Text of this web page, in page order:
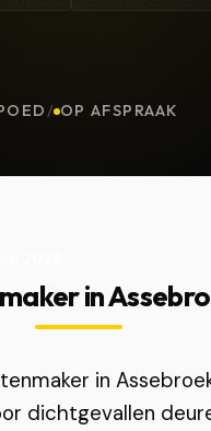
/ OP AFSPRAAK
in
in
dichtgevallen